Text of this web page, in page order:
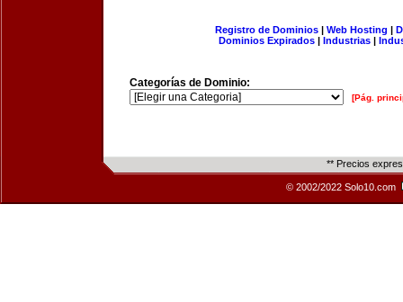
Registro de Dominios| Web Hosting |
Dominios Expirados | Industrias |
Categorías de Dominio:
[Pág.
** Precios
© 2002/2022 Solo10.com